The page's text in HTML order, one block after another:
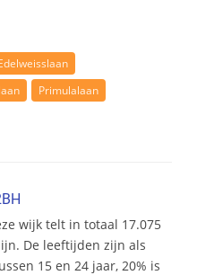
Primulalaan
wijk telt in totaal 17.075
De leeftijden zijn als
15 en 24 jaar, 20% is